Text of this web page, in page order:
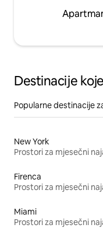
Destinacije
Popularne destinacije
New York
Prostori za mjesečni
Firenca
Prostori za mjesečni
Miami
Prostori za mjesečni